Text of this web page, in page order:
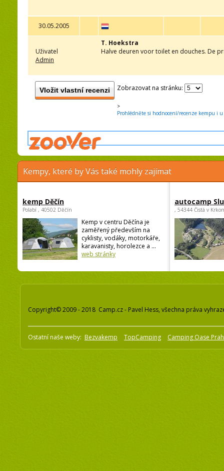
30.05.2005
Uživatel
Admin
T. Hoekstra
Halve deuren voor toilet en douches. De
Vložit vlastní recenzi Zobrazovat na stránku:
>
Prohlédněte si hodnocení/recenze kempu i
Kempy, které by Vás také mohly zajímat
kemp Děčín
Polabí , 40502 Děčín
Kemp v centru Děčína je
zaměřený především na
cyklisty, vodáky, motorkáře,
karavanisty, horolezce a ...
web stránky
autocamp
, 54344 Čistá v
Copyright© 2009 - 2018 Camp.cz - Pavel Hess, všechna práva
Ostatní naše weby: Bezvakemp TopCamping Camping Oase